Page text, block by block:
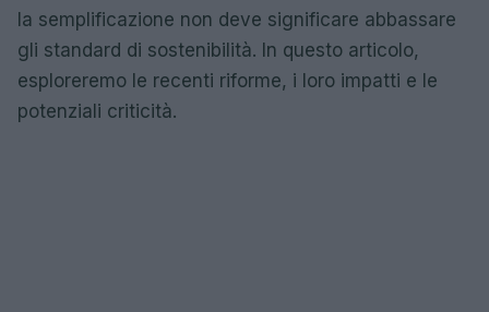
la semplificazione non deve significare abbassare
gli standard di sostenibilità. In questo articolo,
esploreremo le recenti riforme, i loro impatti e le
potenziali criticità.